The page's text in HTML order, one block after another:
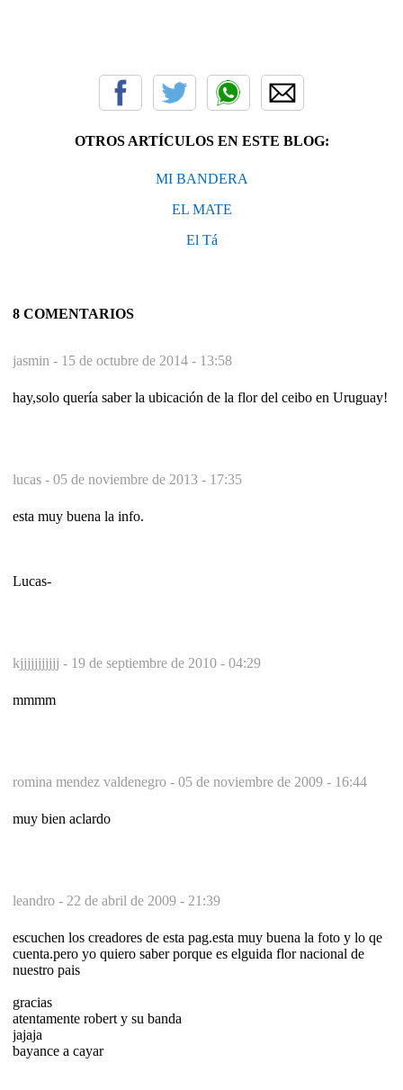
OTROS ARTÍCULOS EN ESTE BLOG:
MI BANDERA
EL MATE
El Tá
8 COMENTARIOS
jasmin - 15 de octubre de 2014 - 13:58
hay,solo quería saber la ubicación de la flor del ceibo en Uruguay!
lucas - 05 de noviembre de 2013 - 17:35
esta muy buena la info.
Lucas-
kjjjjjjjjjjj - 19 de septiembre de 2010 - 04:29
mmmm
romina mendez valdenegro - 05 de noviembre de 2009 - 16:44
muy bien aclardo
leandro - 22 de abril de 2009 - 21:39
escuchen los creadores de esta pag.esta muy buena la foto y lo qe
cuenta.pero yo quiero saber porque es elguida flor nacional de
nuestro pais
gracias
atentamente robert y su banda
jajaja
bayance a cayar